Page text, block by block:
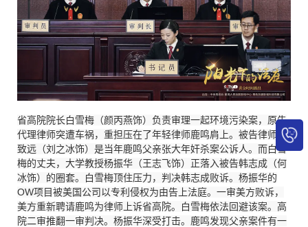
省高院院长白雪梅（颜丙燕饰）负责审理一起环境污染案，原告
代理律师突遭车祸，重担压在了年轻律师鹿鸣肩上。被告律师宁
致远（刘之冰饰）是当年鹿鸣父亲张大年奸杀案公诉人。而白雪
梅的丈夫，大学教授杨振华（王志飞饰）正落入被告韩志成（何
冰饰）的圈套。白雪梅顶住压力，判决韩志成败诉。杨振华的
OW项目被美国公司以专利侵权为由告上法庭。一审美方败诉，
美方重新聘请鹿鸣为律师上诉省高院。白雪梅依法回避该案。高
院二审推翻一审判决。杨振华深受打击。鹿鸣发现父亲案件有一